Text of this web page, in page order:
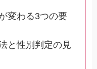
変わる3つの要
と性別判定の見